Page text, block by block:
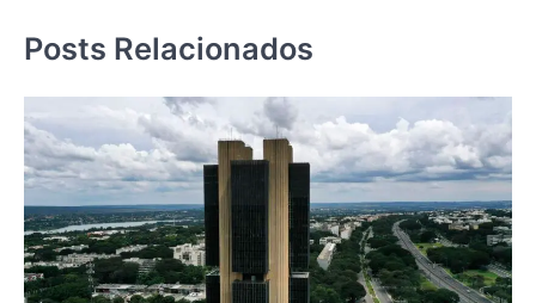
Posts Relacionados